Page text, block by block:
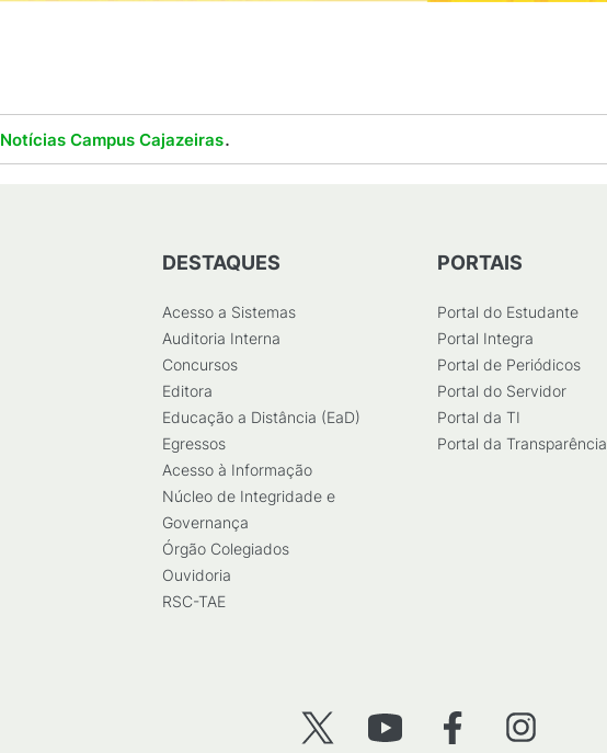
Notícias Campus Cajazeiras.
DESTAQUES
Acesso a Sistemas
Auditoria Interna
Concursos
Editora
Educação a Distância (EaD)
Egressos
Acesso à Informação
Núcleo de Integridade e
Governança
Órgão Colegiados
Ouvidoria
RSC-TAE
PORTAIS
Portal do Estudante
Portal Integra
Portal de Periódicos
Portal do Servidor
Portal da TI
Portal da Transparência